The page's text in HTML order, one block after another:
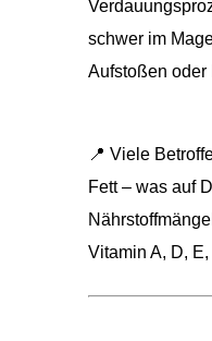
schwer im
Aufstoßen oder
📍 Viele
Fett – was auf
Vitamin A, D, E,